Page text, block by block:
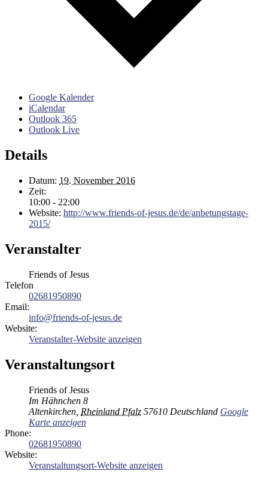
Google Kalender
iCalendar
Outlook 365
Outlook Live
Details
Datum: 19. November 2016
Zeit:
10:00 - 22:00
Website: http://www.friends-of-jesus.de/de/anbetungstage-
2015/
Veranstalter
Friends of Jesus
Telefon
02681950890
Email:
info@friends-of-jesus.de
Website:
Veranstalter-Website anzeigen
Veranstaltungsort
Friends of Jesus
Im Hähnchen 8
Altenkirchen Rheinland Pfalz 57610 Deutschland Google
Karte anzeigen
Phone:
02681950890
Website:
Veranstaltungsort-Website anzeigen